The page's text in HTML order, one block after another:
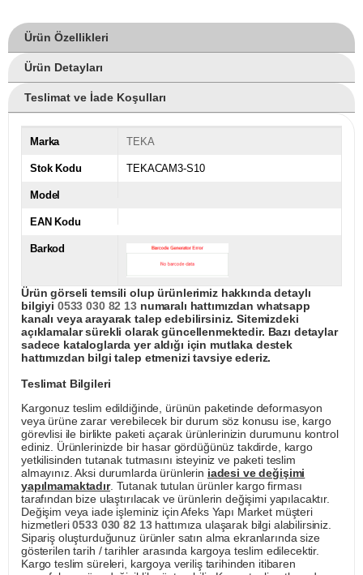
Ürün Özellikleri
Ürün Detayları
Teslimat ve İade Koşulları
Marka TEKA
Stok Kodu TEKACAM3-S10
Model
EAN Kodu
Barkod
Ürün görseli temsili olup ürünlerimiz hakkında detaylı
bilgiyi 0533 030 82 13numaralı hattımızdan whatsapp
kanalı veya arayarak talep edebilirsiniz. Sitemizdeki
açıklamalar sürekli olarak güncellenmektedir. Bazı detaylar
sadece kataloglarda yer aldığı için mutlaka destek
hattımızdan bilgi talep etmenizi tavsiye ederiz.
Teslimat Bilgileri
Kargonuz teslim edildiğinde, ürünün paketinde deformasyon
veya ürüne zarar verebilecek bir durum söz konusu ise, kargo
görevlisi ile birlikte paketi açarak ürünlerinizin durumunu kontrol
ediniz. Ürünlerinizde bir hasar gördüğünüz takdirde, kargo
yetkilisinden tutanak tutmasını isteyiniz ve paketi teslim
almayınız. Aksi durumlarda ürünlerin iadesi ve değişimi
yapılmamaktadır. Tutanak tutulan ürünler kargo firması
tarafından bize ulaştırılacak ve ürünlerin değişimi yapılacaktır.
Değişim veya iade işleminiz için Afeks Yapı Market müşteri
hizmetleri0533 030 82 13hattımıza ulaşarak bilgi alabilirsiniz.
Sipariş oluşturduğunuz ürünler satın alma ekranlarında size
gösterilen tarih / tarihler arasında kargoya teslim edilecektir.
Kargo teslim süreleri, kargoya veriliş tarihinden itibaren